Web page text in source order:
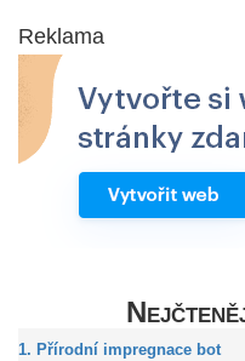
Reklama
1. Přírodní impregnace bot